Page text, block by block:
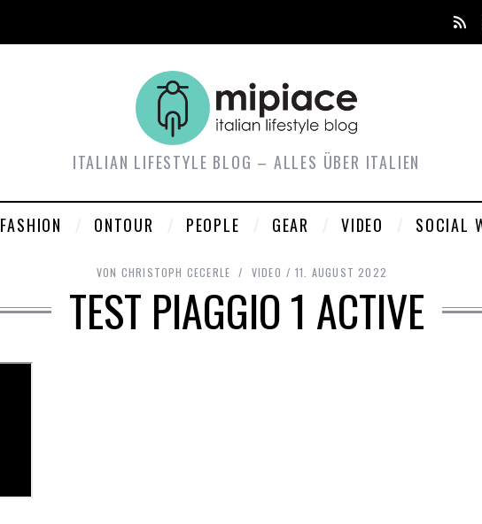
ITALIAN LIFESTYLE BLOG – ALLES ÜBER ITALIEN
FASHION ONTOUR PEOPLE GEAR VIDEO SOCIAL
VON CHRISTOPH CECERLE VIDEO 11. AUGUST 2022
TEST PIAGGIO 1 ACTIVE